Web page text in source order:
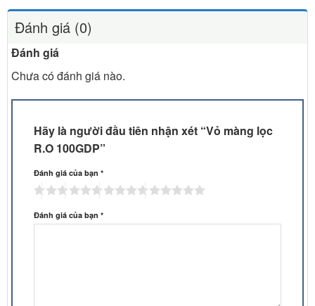
Đánh giá (0)
Đánh giá
Chưa có đánh giá nào.
Hãy là người đầu tiên nhận xét “Vỏ màng lọc
R.O 100GDP”
Đánh giá của bạn *
Đánh giá của bạn *